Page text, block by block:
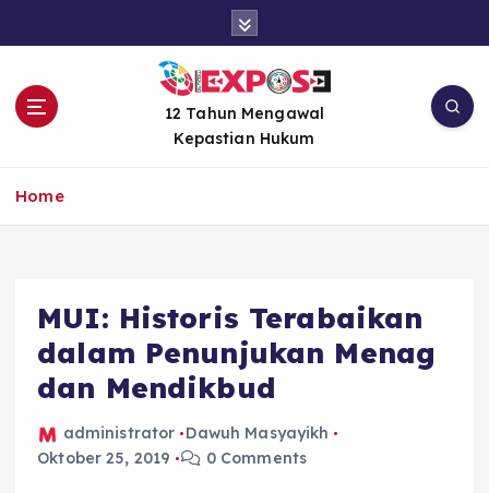
12 Tahun Mengawal
Kepastian Hukum
Home
MUI: Historis Terabaikan
dalam Penunjukan Menag
dan Mendikbud
administrator
Dawuh Masyayikh
Oktober 25, 2019
0 Comments